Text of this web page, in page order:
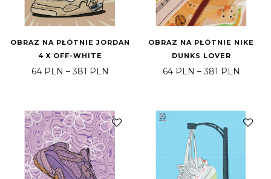
OBRAZ NA PŁÓTNIE JORDAN
4 X OFF-WHITE
64 PLN – 381 PLN Price range: 64 PLN through 381 PLN
OBRAZ NA PŁÓTNIE NIKE
DUNKS LOVER
64 PLN – 381 PLN